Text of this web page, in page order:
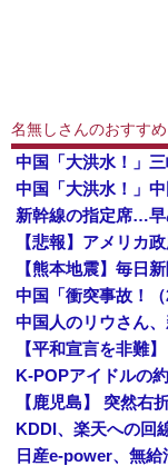
名無しさんのおすすめ
KDDI、楽天への回